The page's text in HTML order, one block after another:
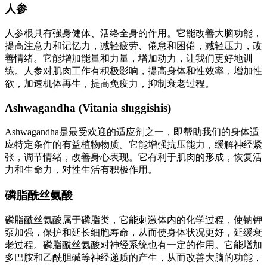
人参
人参根具有强身健体、活络全身的作用。它能改善大脑功能，
提高注意力和记忆力，减轻疲劳、倦怠和困倦，减轻压力，改
善情绪。它能增加能量和力量，增加动力，让我们更好地训
练。人参对肌肉工作有积极影响，提高身体和性效率，增加性
欲，加速机体再生，提高免疫力，抑制衰老过程。
Ashwagandha (Vitania sluggishis)
Ashwagandha是最受欢迎的适应剂之一，即帮助我们的身体适
应特定条件的有益植物物质。它能增强抗压能力，缓解神经紧
张，调节情绪，改善身心表现。它有利于肌肉的形成，恢复活
力和生命力，对性生活有积极作用。
磷脂酰丝氨酸
磷脂酰丝氨酸属于磷脂类，它能刺激体内的化学过程，使钠钾
泵加强，保护和延长细胞寿命，从而使身体状况更好，延缓衰
老过程。磷脂酰丝氨酸对神经系统也有一定的作用。它能增加
多巴胺和乙酰胆碱等神经递质的产生，从而改善大脑的功能，